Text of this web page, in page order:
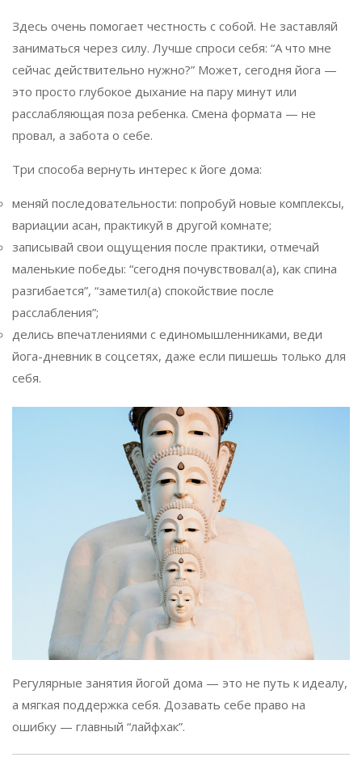
Здесь очень помогает честность с собой. Не заставляй
заниматься через силу. Лучше спроси себя: “А что мне
сейчас действительно нужно?” Может, сегодня йога —
это просто глубокое дыхание на пару минут или
расслабляющая поза ребенка. Смена формата — не
провал, а забота о себе.
Три способа вернуть интерес к йоге дома:
меняй последовательности: попробуй новые комплексы,
вариации асан, практикуй в другой комнате;
записывай свои ощущения после практики, отмечай
маленькие победы: “сегодня почувствовал(а), как спина
разгибается”, “заметил(а) спокойствие после
расслабления”;
делись впечатлениями с единомышленниками, веди
йога-дневник в соцсетях, даже если пишешь только для
себя.
Регулярные занятия йогой дома — это не путь к идеалу,
а мягкая поддержка себя. Дозавать себе право на
ошибку — главный “лайфхак”.